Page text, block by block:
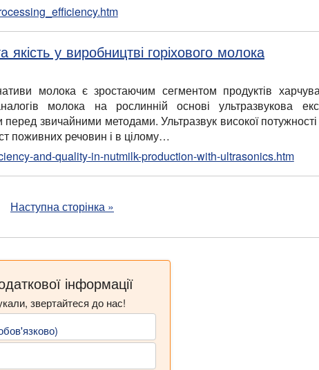
у виробництві горіхового молока
молока є зростаючим сегментом продуктів
молока на рослинній основі ультразвукова
перед звичайними методами. Ультразвук високої
поживних речовин і в цілому…
and-quality-in-nutmilk-production-with-ultrasonics.htm
Наступна сторінка »
інформації
звертайтеся до нас!